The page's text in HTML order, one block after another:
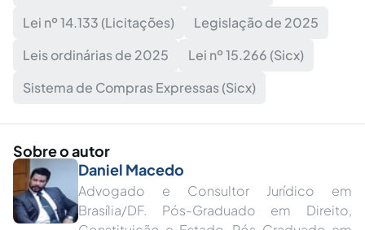
Lei nº 14.133 (Licitações)
Legislação de 2025
Leis ordinárias de 2025
Lei nº 15.266 (Sicx)
Sistema de Compras Expressas (Sicx)
Sobre o autor
Daniel Macedo
Advogado e Consultor Jurídico em
Brasília/DF. Pós-Graduado em Direito,